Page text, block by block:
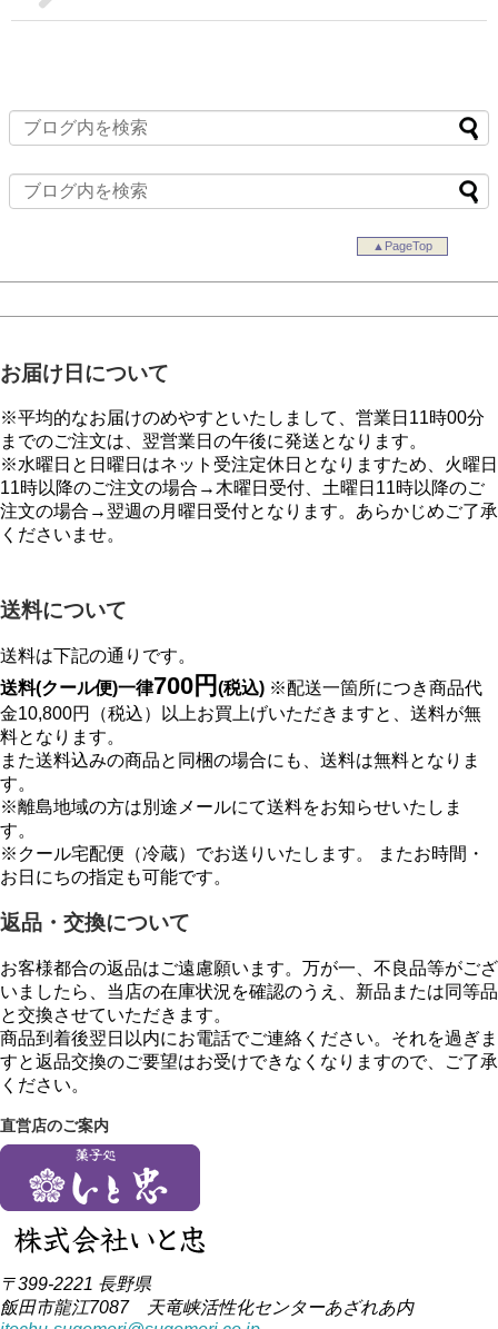
▲PageTop
お届け日について
※平均的なお届けのめやすといたしまして、営業日11時00分
までのご注文は、翌営業日の午後に発送となります。
※水曜日と日曜日はネット受注定休日となりますため、火曜日
11時以降のご注文の場合→木曜日受付、土曜日11時以降のご
注文の場合→翌週の月曜日受付となります。あらかじめご了承
くださいませ。
送料について
送料は下記の通りです。
送料(クール便)一律700円 (税込) ※配送一箇所につき商品代
金10,800円（税込）以上お買上げいただきますと、送料が無
料となります。
また送料込みの商品と同梱の場合にも、送料は無料となりま
す。
※離島地域の方は別途メールにて送料をお知らせいたしま
す。
※クール宅配便（冷蔵）でお送りいたします。 またお時間・
お日にちの指定も可能です。
返品・交換について
お客様都合の返品はご遠慮願います。万が一、不良品等がござ
いましたら、当店の在庫状況を確認のうえ、新品または同等品
と交換させていただきます。
商品到着後翌日以内にお電話でご連絡ください。それを過ぎま
すと返品交換のご要望はお受けできなくなりますので、ご了承
ください。
直営店のご案内
〒399-2221 長野県
飯田市龍江7087 天竜峡活性化センターあざれあ内